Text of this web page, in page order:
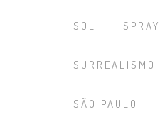
SOL SPRAY
SURREALISMO
SÃO PAULO